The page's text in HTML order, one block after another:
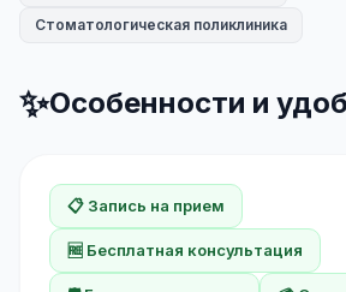
Стоматологическая поликлиника
✨Особенности и
📋 Запись на прием
🆓 Бесплатная консультация